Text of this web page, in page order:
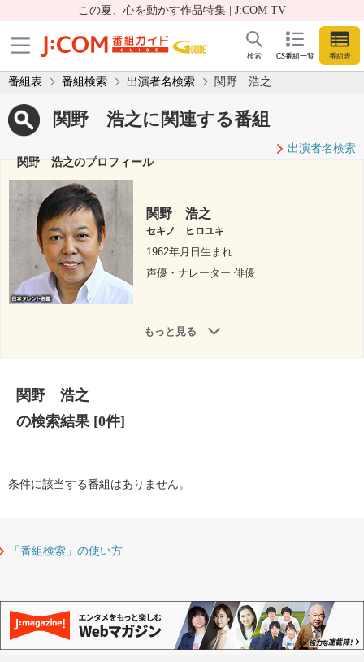
この夏、心を動かす作品特集 | J:COM TV
CS番組一覧 番組表
検索
番組表 番組検索 出演者名検索 関野 浩之
関野 浩之に関連する番組
出演者名検索
関野 浩之のプロフィール
関野 浩之
セキノ ヒロユキ
1962年月日生まれ
声優・ナレーター 俳優
もっと見る
関野 浩之
の検索結果[0件]
条件に該当する番組はありません。
「番組検索」の使い方